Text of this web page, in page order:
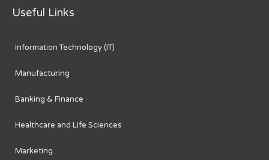
Useful Links
Information Technology (IT)
Manufacturing
Banking & Finance
Healthcare and Life Sciences
Marketing